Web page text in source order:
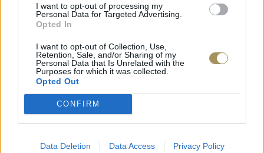
I want to opt-out of processing my
Personal Data for Targeted Advertising.
Opted In
I want to opt-out of Collection, Use,
Retention, Sale, and/or Sharing of my
Personal Data that Is Unrelated with the
Purposes for which it was collected.
Opted Out
CONFIRM
Data Deletion Data Access Privacy Policy
ΜΟΝΌΠΕΤΡΟ ΔΑΧΤΥΛΊΔΙ ΜΕ
ΔΙΑΜΆΝΤΙ 0.35CT
1.930€1.737€